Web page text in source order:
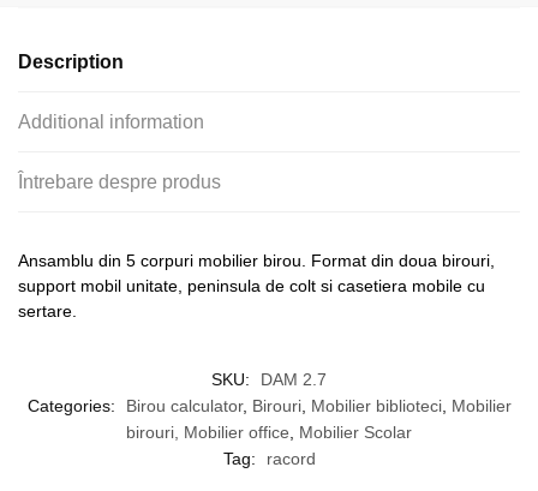
Description
Additional information
Întrebare despre produs
Ansamblu din 5 corpuri mobilier birou. Format din doua birouri,
support mobil unitate, peninsula de colt si casetiera mobile cu
sertare.
SKU:
DAM 2.7
Categories:
Birou calculator, Birouri, Mobilier biblioteci, Mobilier
birouri, Mobilier office
Mobilier Scolar
Tag:
racord